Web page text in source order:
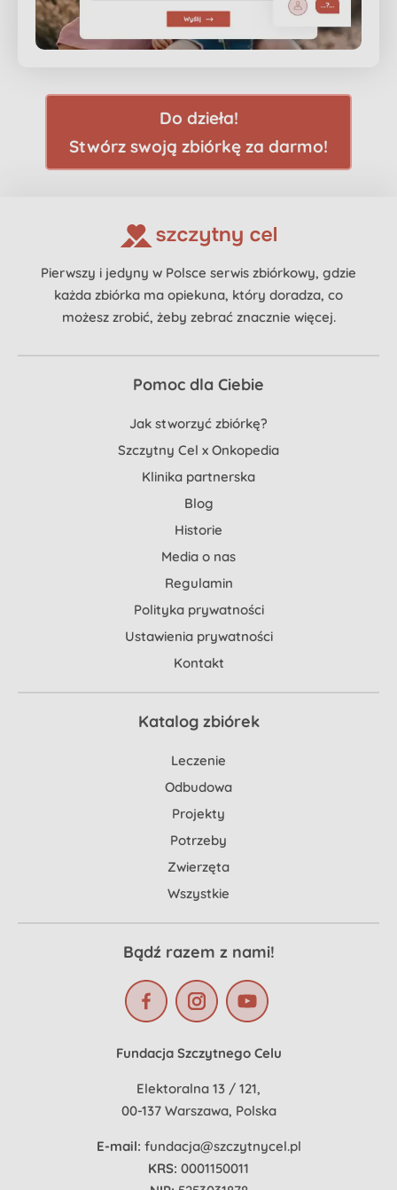
Do dzieła!
Stwórz swoją zbiórkę za darmo!
Pierwszy i jedyny w Polsce serwis zbiórkowy, gdzie
każda zbiórka ma opiekuna, który doradza, co
możesz zrobić, żeby zebrać znacznie więcej.
Pomoc dla Ciebie
Jak stworzyć zbiórkę?
Szczytny Cel x Onkopedia
Klinika partnerska
Blog
Historie
Media o nas
Regulamin
Polityka prywatności
Ustawienia prywatności
Kontakt
Katalog zbiórek
Leczenie
Odbudowa
Projekty
Potrzeby
Zwierzęta
Wszystkie
Bądź razem z nami!
Fundacja Szczytnego Celu
Elektoralna 13 / 121,
00-137 Warszawa, Polska
E-mail: fundacja@szczytnycel.pl
KRS: 0001150011